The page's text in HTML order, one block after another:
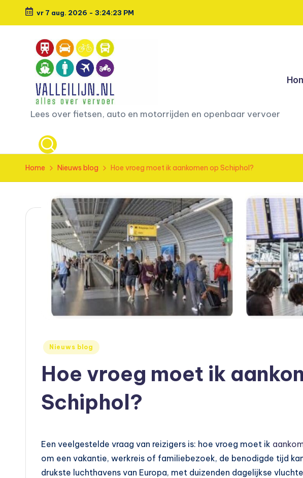
Ga
vr 7 aug. 2026 - 3:24:24 PM
L
e
e
s
Lees over fietsen, auto en motorrijden en openbaar vervoer
Home Nieuws blog Hoe vroeg moet ik aankomen op Schiphol?
Geplaatst
Nieuws blog
Hoe vroeg moet ik
Schiphol?
Een veelgestelde vraag van reizigers is: hoe vroeg moet ik
om een vakantie, werkreis of familiebezoek, de benodigde tijd
drukste luchthavens van Europa, met duizenden dagelijkse